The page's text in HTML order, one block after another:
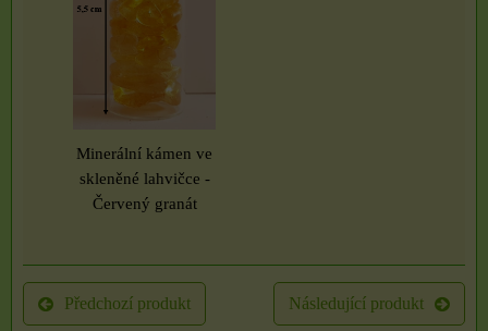
Minerální kámen ve
skleněné lahvičce -
Červený granát
Předchozí produkt Následující produkt